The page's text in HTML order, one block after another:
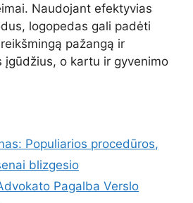
Naudojant efektyvias
logopedas gali padėti
pažangą ir
įgūdžius, o kartu ir gyvenimo
Populiarios procedūros,
blizgesio
Pagalba Verslo